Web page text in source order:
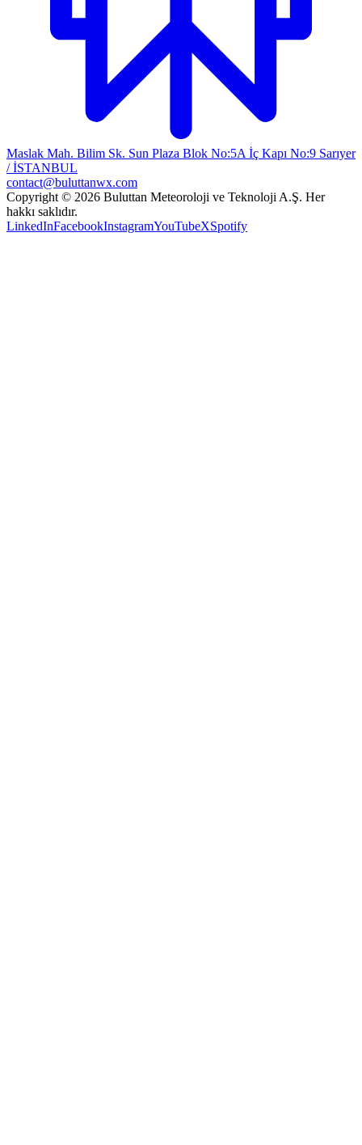
Maslak Mah. Bilim Sk. Sun Plaza Blok No:5A İç Kapı No:9 Sarıyer
/ İSTANBUL
contact@buluttanwx.com
Copyright © 2026 Buluttan Meteoroloji ve Teknoloji A.Ş. Her
hakkı saklıdır.
LinkedInFacebookInstagramYouTubeXSpotify